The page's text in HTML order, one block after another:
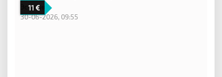
11
Эстония
30-06-2026, 09:55